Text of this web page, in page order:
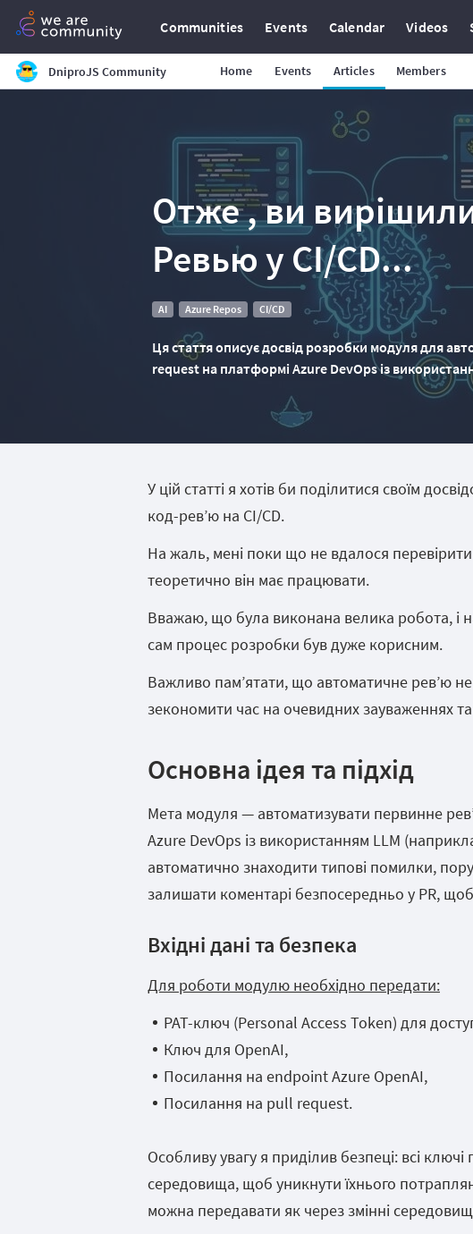
Communities Events Calendar Videos
DniproJS Community Home Events Articles Members
Отже , ви
Ревью у CI/CD...
AI Azure Repos CI/CD
Ця стаття описує досвід розробки модуля для
request на платформі Azure DevOps із
У цій статті я хотів би поділитися своїм
код-рев’ю на CI/CD.
На жаль, мені поки що не вдалося
теоретично він має працювати.
Вважаю, що була виконана велика робота, і
сам процес розробки був дуже корисним.
Важливо пам’ятати, що автоматичне рев’ю
зекономити час на очевидних зауваженнях
Основна ідея та підхід
Мета модуля — автоматизувати первинне
Azure DevOps із використанням LLM
автоматично знаходити типові помилки,
залишати коментарі безпосередньо у PR,
Вхідні дані та безпека
Для роботи модулю необхідно передати:
PAT-ключ (Personal Access Token) для
Ключ для OpenAI,
Посилання на endpoint Azure OpenAI,
Посилання на pull request.
Особливу увагу я приділив безпеці: всі
середовища, щоб уникнути їхнього
можна передавати як через змінні